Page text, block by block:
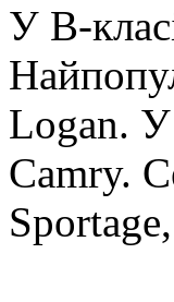
У B-
Logan. У
Camry.